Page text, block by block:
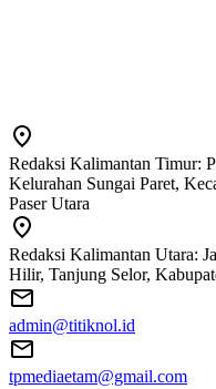
Redaksi Kalimantan Timur:
Kelurahan Sungai Paret,
Paser Utara
Redaksi Kalimantan Utara:
Hilir, Tanjung Selor,
admin@titiknol.id
tpmediaetam@gmail.com